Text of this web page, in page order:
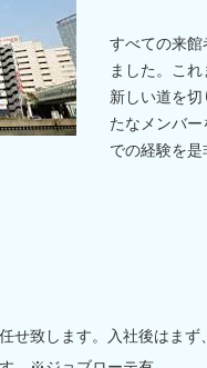
すべての来館
ました。これ
新しい道を
たなメンバ
での経験を是
せ致します。入社後はま